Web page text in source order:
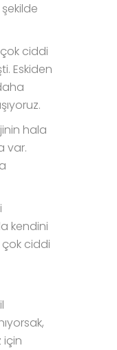
çok ciddi
Eskiden
hala
var.
kendini
ciddi
için